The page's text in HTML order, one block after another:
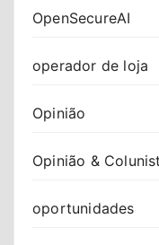
OpenSecureAI
operador de loja
Opinião
Opinião &
oportunidades